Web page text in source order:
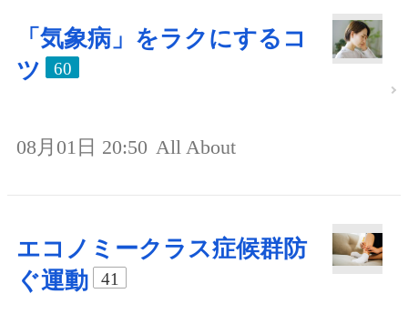
「気象病」をラクにするコ
ツ
60
08月01日 20:50 All About
エコノミークラス症候群防
ぐ運動
41